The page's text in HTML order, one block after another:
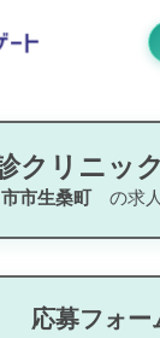
クリニック
市生桑町の求人
応募フォー